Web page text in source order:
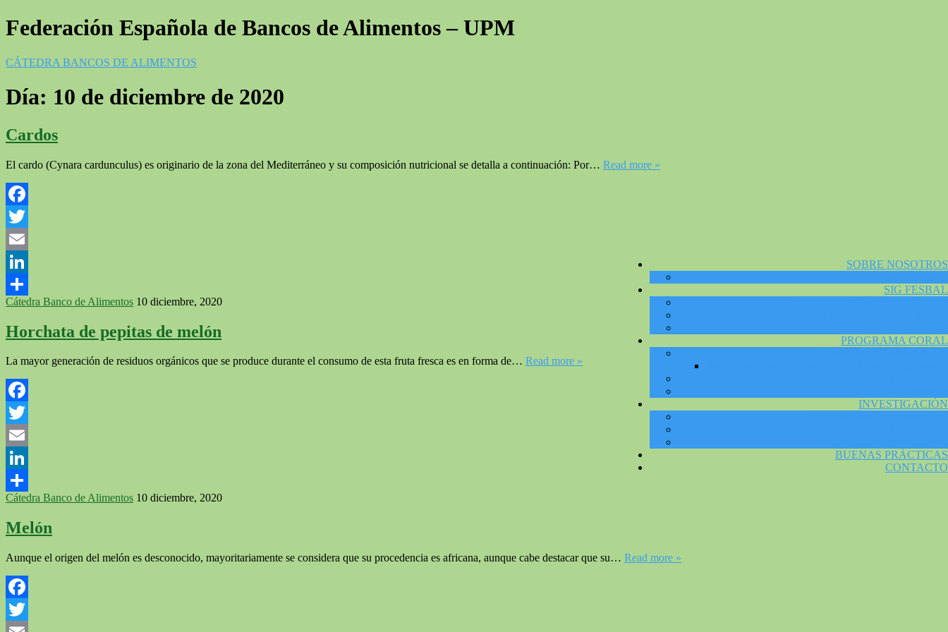
Federación Española de Bancos de Alimentos – UPM
CÁTEDRA BANCOS DE ALIMENTOS
SOBRE NOSOTROS
SIG FESBAL
PROGRAMA CORAL
INVESTIGACIÓN
BUENAS PRÁCTICAS
CONTACTO
Día: 10 de diciembre de 2020
Cardos
El cardo (Cynara cardunculus) es originario de la zona del Mediterráneo y su composición nutricional se detalla a continuación: Por… Read more »
Facebook
Twitter
Email
LinkedIn
Compartir
Cátedra Banco de Alimentos 10 diciembre, 2020
Horchata de pepitas de melón
La mayor generación de residuos orgánicos que se produce durante el consumo de esta fruta fresca es en forma de… Read more »
Facebook
Twitter
Email
LinkedIn
Compartir
Cátedra Banco de Alimentos 10 diciembre, 2020
Melón
Aunque el origen del melón es desconocido, mayoritariamente se considera que su procedencia es africana, aunque cabe destacar que su… Read more »
Facebook